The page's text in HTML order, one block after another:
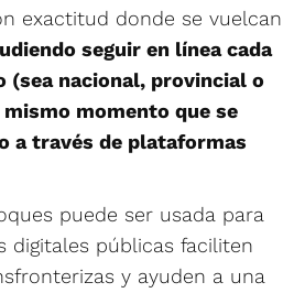
exactitud donde se vuelcan
seguir en línea cada
(sea nacional, provincial o
momento que se
a través de plataformas
puede ser usada para
digitales públicas faciliten
y ayuden a una